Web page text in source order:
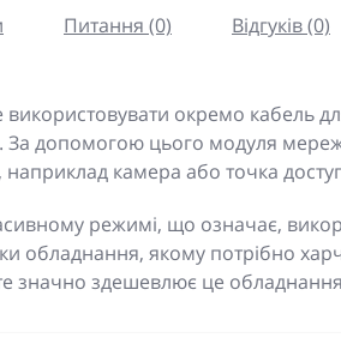
Питання (0) Відгуків (0)
окремо кабель
За допомогою цього модуля
камера або точка
режимі, що означає,
обладнання, якому потрібно
значно здешевлює це